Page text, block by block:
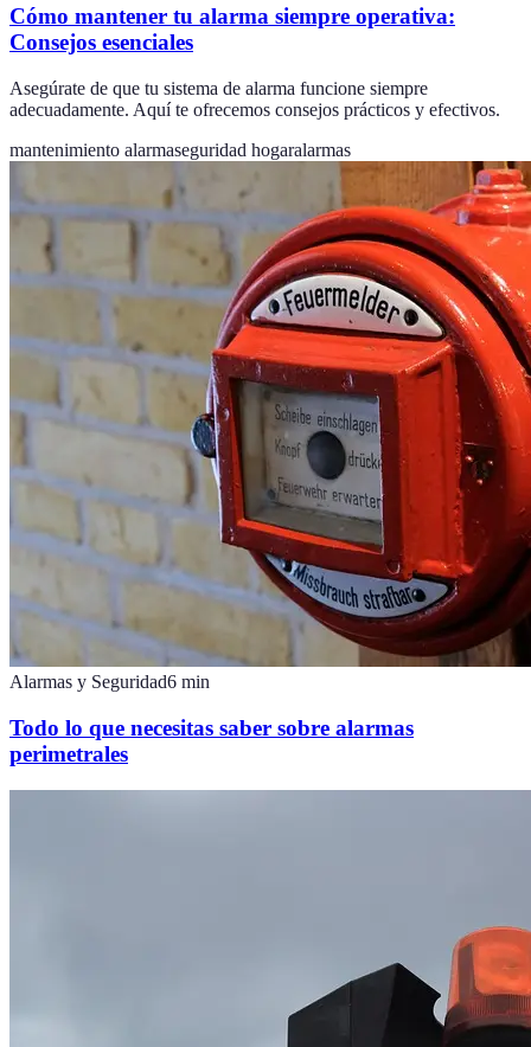
Cómo mantener tu alarma siempre operativa:
Consejos esenciales
Asegúrate de que tu sistema de alarma funcione siempre
adecuadamente. Aquí te ofrecemos consejos prácticos y efectivos.
mantenimiento alarmaseguridad hogaralarmas
Alarmas y Seguridad6 min
Todo lo que necesitas saber sobre alarmas
perimetrales